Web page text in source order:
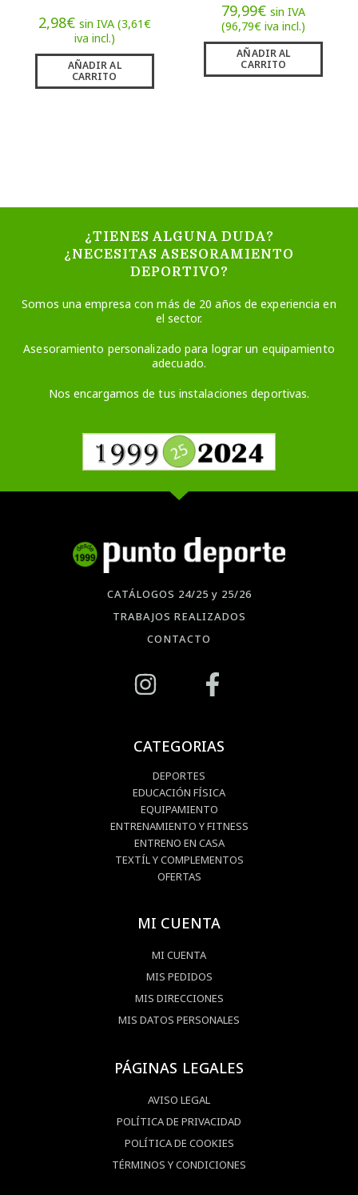
2,98€ sin IVA (3,61€
iva incl.)
AÑADIR AL
CARRITO
79,99€ sin IVA
(96,79€ iva incl.)
AÑADIR AL
CARRITO
¿TIENES ALGUNA DUDA?
¿NECESITAS ASESORAMIENTO
DEPORTIVO?
Somos una empresa con más de 20 años de experiencia en
el sector.
Asesoramiento personalizado para lograr un equipamiento
adecuado.
Nos encargamos de tus instalaciones deportivas.
CATÁLOGOS 24/25 y 25/26
TRABAJOS REALIZADOS
CONTACTO
CATEGORIAS
DEPORTES
EDUCACIÓN FÍSICA
EQUIPAMIENTO
ENTRENAMIENTO Y FITNESS
ENTRENO EN CASA
TEXTÍL Y COMPLEMENTOS
OFERTAS
MI CUENTA
MI CUENTA
MIS PEDIDOS
MIS DIRECCIONES
MIS DATOS PERSONALES
PÁGINAS LEGALES
AVISO LEGAL
POLÍTICA DE PRIVACIDAD
POLÍTICA DE COOKIES
TÉRMINOS Y CONDICIONES